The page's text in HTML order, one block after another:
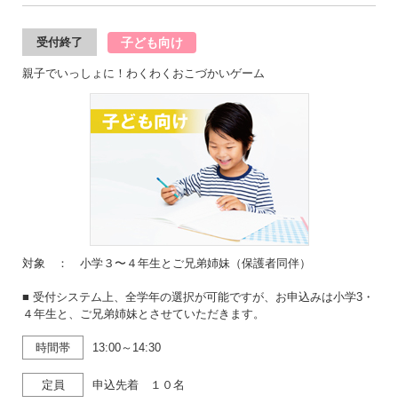
受付終了 子ども向け
親子でいっしょに！わくわくおこづかいゲーム
対象 ： 小学３〜４年生とご兄弟姉妹（保護者同伴）
■ 受付システム上、全学年の選択が可能ですが、お申込みは小学3・
４年生と、ご兄弟姉妹とさせていただきます。
時間帯 13:00～14:30
定員 申込先着 １０名